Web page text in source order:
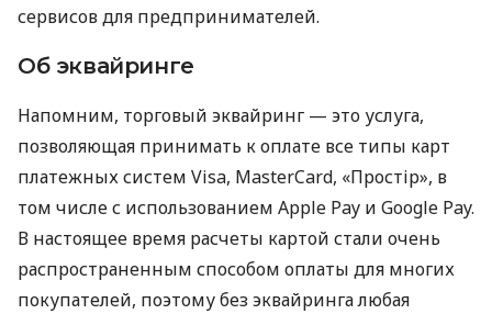
сервисов для предпринимателей.
Об эквайринге
Напомним, торговый эквайринг — это услуга,
позволяющая принимать к оплате все типы карт
платежных систем Visa, MasterCard, «Простір», в
том числе с использованием Apple Pay и Google Pay.
В настоящее время расчеты картой стали очень
распространенным способом оплаты для многих
покупателей, поэтому без эквайринга любая